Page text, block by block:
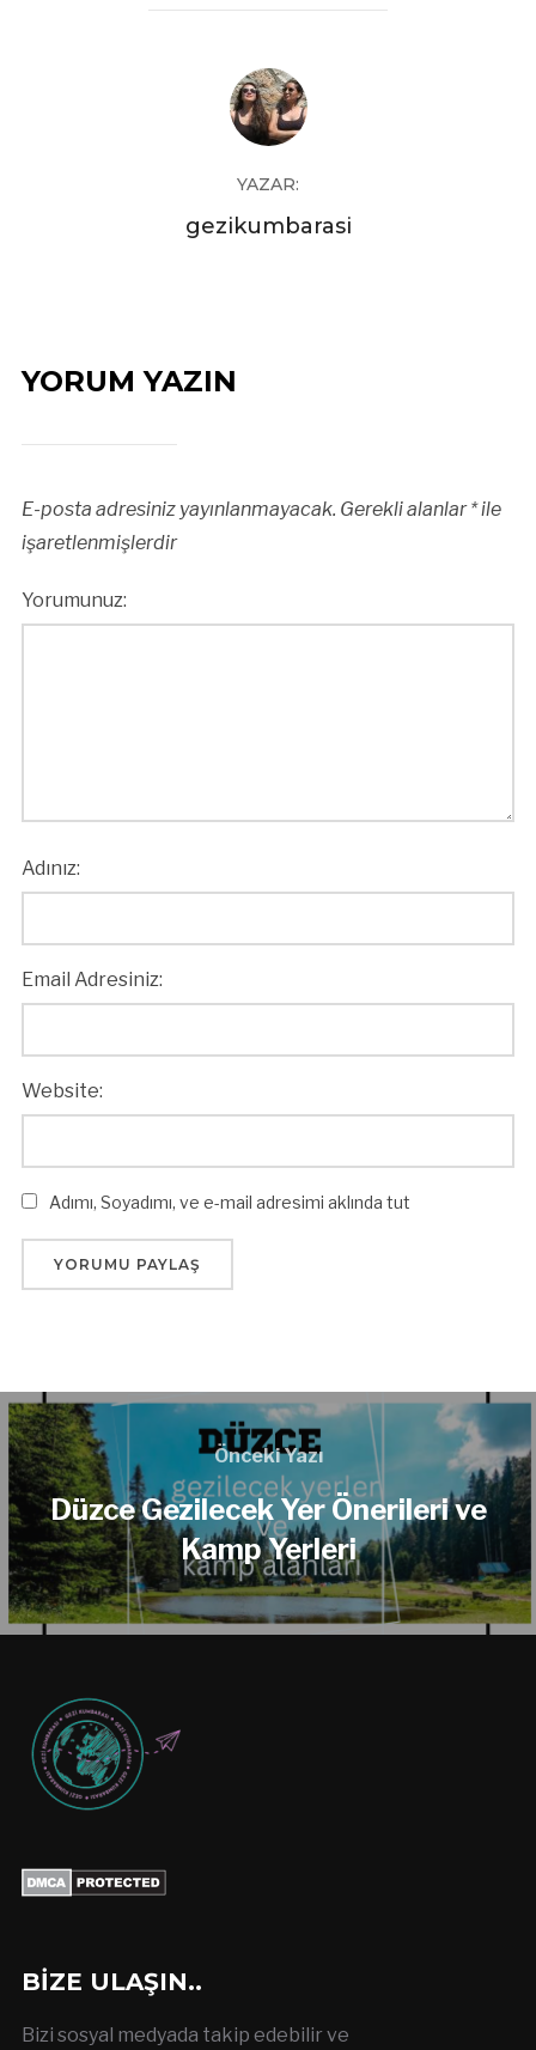
YAZAR:
gezikumbarasi
YORUM YAZIN
E-posta adresiniz yayınlanmayacak. Gerekli alanlar*ile
işaretlenmişlerdir
Yorumunuz:
Adınız:
Email Adresiniz:
Website:
Adımı, Soyadımı, ve e-mail adresimi aklında tut
Önceki Yazı
Düzce Gezilecek Yer Önerileri ve
Kamp Yerleri
BIZE ULAŞIN..
Bizi sosyal medyada takip edebilir ve